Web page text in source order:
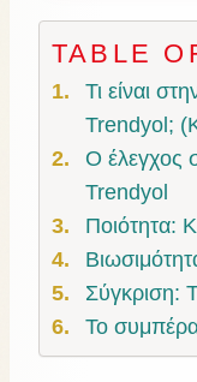
TABLE
Τι είναι
Trendyol;
Ο έλεγχος
Trendyol
Ποιότητα:
Σύγκριση:
Το